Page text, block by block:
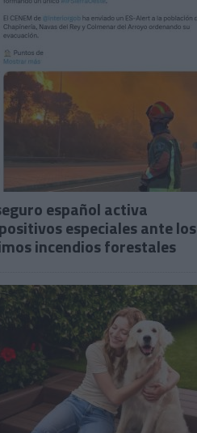
español activa
especiales ante los
incendios forestales